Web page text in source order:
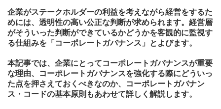
企業がステークホルダーの利益を考えながら経営をするた
めには、透明性の高い公正な判断が求められます。経営層
がそういった判断ができているかどうかを客観的に監視す
る仕組みを「コーポレートガバナンス」とよびます。
本記事では、企業にとってコーポレートガバナンスが重要
な理由、コーポレートガバナンスを強化する際にどういっ
た点を押さえておくべきなのか、コーポレートガバナン
ス・コードの基本原則もあわせて詳しく解説します。